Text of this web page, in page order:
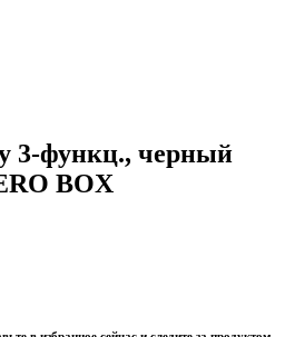
3-функц., черный
BOX